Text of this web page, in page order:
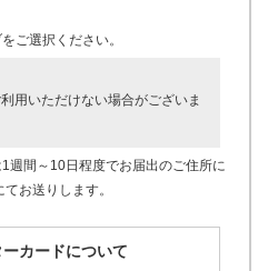
ご選択ください。
用いただけない場合がございま
週間～10日程度でお届出のご住所に
お送りします。
カードについて